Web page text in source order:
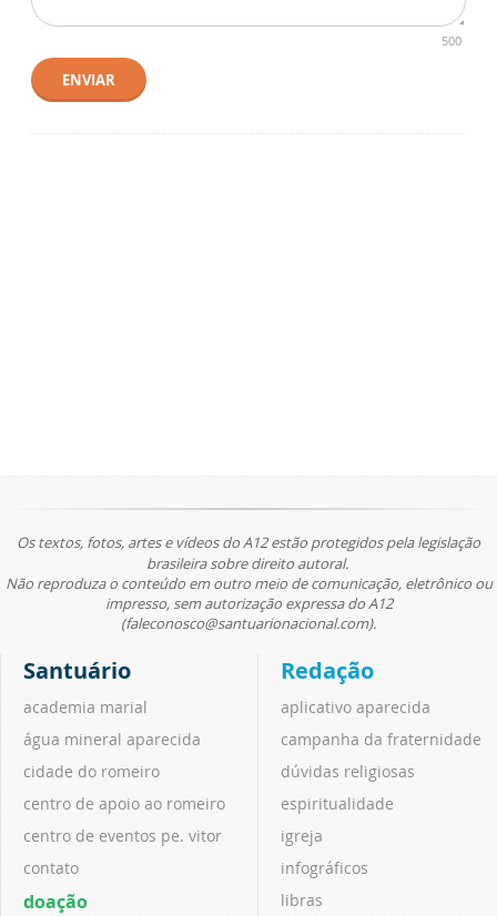
500
ENVIAR
Os textos, fotos, artes e vídeos do A12 estão protegidos pela legislação
brasileira sobre direito autoral.
Não reproduza o conteúdo em outro meio de comunicação, eletrônico ou
impresso, sem autorização expressa do A12
(faleconosco@santuarionacional.com).
Santuário
academia marial
água mineral aparecida
cidade do romeiro
centro de apoio ao romeiro
centro de eventos pe. vitor
contato
doação
Redação
aplicativo aparecida
campanha da fraternidade
dúvidas religiosas
espiritualidade
igreja
infográficos
libras